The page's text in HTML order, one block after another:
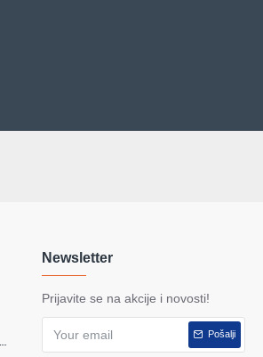
Newsletter
Prijavite se na akcije i novosti!
Pošalji